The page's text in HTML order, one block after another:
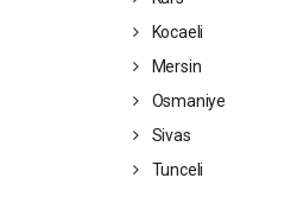
Kocaeli
Mersin
Osmaniye
Sivas
Tunceli